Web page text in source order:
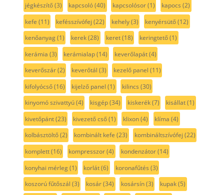
jégkészítő(3) kapcsoló(40) kapcsolósor(1) kapocs (2)
kefe (11) kefésszívófej (22) kehely(3) kenyérsütő(12)
kenőanyag(1) kerek(28) keret(18) keringtető(1)
kerámia (3) kerámialap(14) keverőlapát(4)
keverőszár(2) keverőtál (3) kezelő panel (11)
kifolyócső(16) kijelző panel (1) kilincs (30)
kinyomó szivattyú(4) kisgép(34) kiskerék(7) kisállat(1)
kivetőpánt(23) kivezető cső(1) klixon(4) klíma (4)
kolbásztöltő(2) kombinált kefe (23) kombináltszívófej (22)
komplett(16) kompresszor(4) kondenzátor(14)
konyhai mérleg(1) korlát(6) koronafűtés (3)
koszorú fűtőszál (3) kosár(34) kosársín(3) kupak(5)